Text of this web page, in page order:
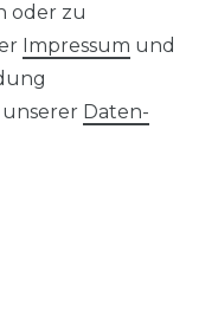
oder zu
Impressum und
Daten­
Kontakt